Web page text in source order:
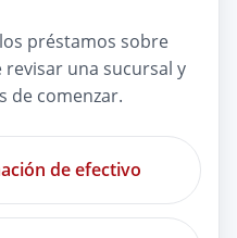
préstamos sobre
una sucursal y
de comenzar.
de efectivo